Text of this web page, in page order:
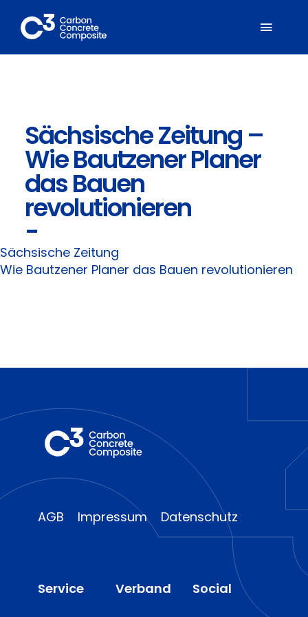
Inhalt
springen
Mitglieder
Fachbereiche
Carbonbeton
Suche
nach:
Sächsische Zeitung –
Wie Bautzener Planer
das Bauen
revolutionieren
-
Sächsische Zeitung
Wie Bautzener Planer das Bauen revolutionieren
AGB Impressum Datenschutz
Service Verband Social